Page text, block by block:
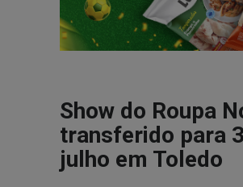
Show do Roupa
transferido para
julho em Toledo